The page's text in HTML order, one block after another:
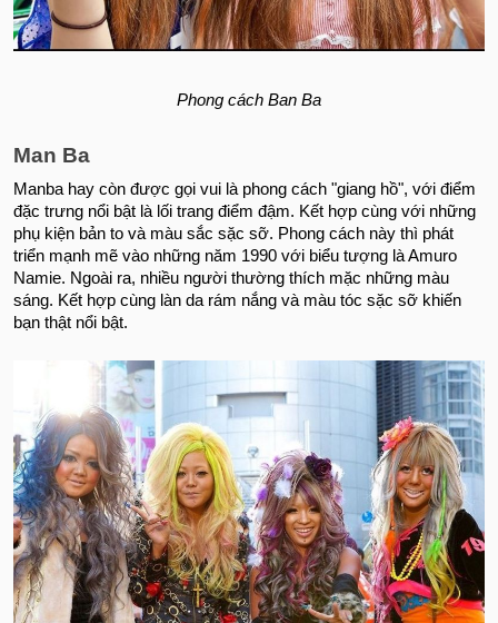
Phong cách Ban Ba
Man Ba
Manba hay còn được gọi vui là phong cách "giang hồ", với điểm
đặc trưng nổi bật là lối trang điểm đậm. Kết hợp cùng với những
phụ kiện bản to và màu sắc sặc sỡ. Phong cách này thì phát
triển mạnh mẽ vào những năm 1990 với biểu tượng là Amuro
Namie. Ngoài ra, nhiều người thường thích mặc những màu
sáng. Kết hợp cùng làn da rám nắng và màu tóc sặc sỡ khiến
bạn thật nổi bật.